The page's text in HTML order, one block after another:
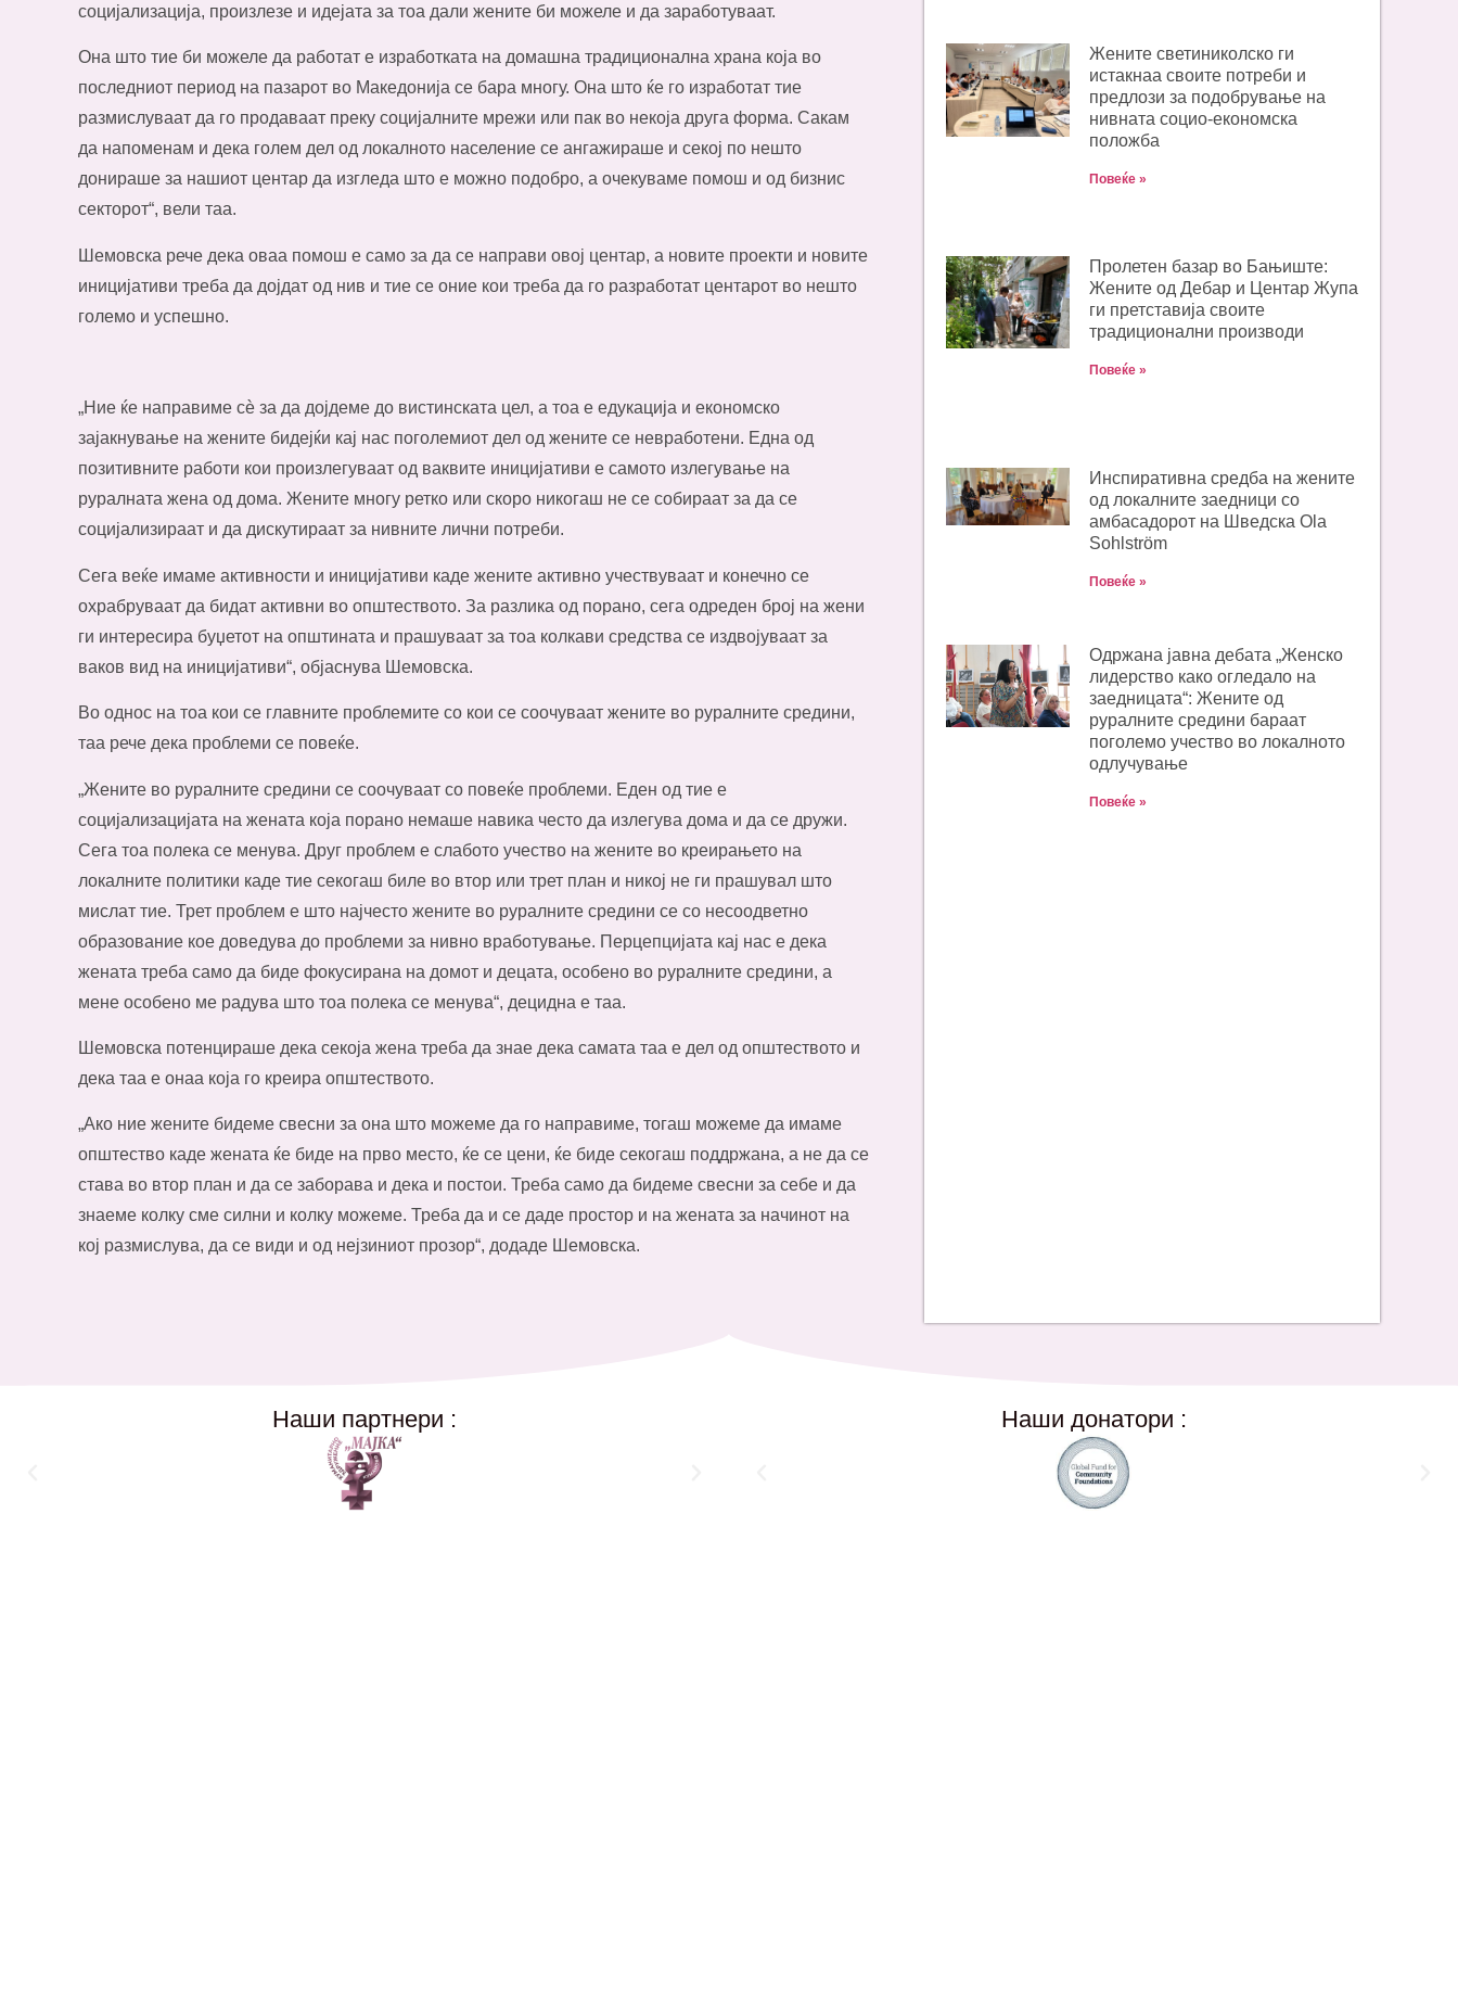
социјализација, произлезе и идејата за тоа дали жените би можеле и да заработуваат.
Она што тие би можеле да работат е изработката на домашна традиционална храна која во
последниот период на пазарот во Македонија се бара многу. Она што ќе го изработат тие
размислуваат да го продаваат преку социјалните мрежи или пак во некоја друга форма. Сакам
да напоменам и дека голем дел од локалното население се ангажираше и секој по нешто
донираше за нашиот центар да изгледа што е можно подобро, а очекуваме помош и од бизнис
секторот“, вели таа.
Шемовска рече дека оваа помош е само за да се направи овој центар, а новите проекти и новите
иницијативи треба да дојдат од нив и тие се оние кои треба да го разработат центарот во нешто
големо и успешно.
„Ние ќе направиме сѐ за да дојдеме до вистинската цел, а тоа е едукација и економско
зајакнување на жените бидејќи кај нас поголемиот дел од жените се невработени. Една од
позитивните работи кои произлегуваат од ваквите иницијативи е самото излегување на
руралната жена од дома. Жените многу ретко или скоро никогаш не се собираат за да се
социјализираат и да дискутираат за нивните лични потреби.
Сега веќе имаме активности и иницијативи каде жените активно учествуваат и конечно се
охрабруваат да бидат активни во општеството. За разлика од порано, сега одреден број на жени
ги интересира буџетот на општината и прашуваат за тоа колкави средства се издвојуваат за
ваков вид на иницијативи“, објаснува Шемовска.
Во однос на тоа кои се главните проблемите со кои се соочуваат жените во руралните средини,
таа рече дека проблеми се повеќе.
„Жените во руралните средини се соочуваат со повеќе проблеми. Еден од тие е
социјализацијата на жената која порано немаше навика често да излегува дома и да се дружи.
Сега тоа полека се менува. Друг проблем е слабото учество на жените во креирањето на
локалните политики каде тие секогаш биле во втор или трет план и никој не ги прашувал што
мислат тие. Трет проблем е што најчесто жените во руралните средини се со несоодветно
образование кое доведува до проблеми за нивно вработување. Перцепцијата кај нас е дека
жената треба само да биде фокусирана на домот и децата, особено во руралните средини, а
мене особено ме радува што тоа полека се менува“, децидна е таа.
Шемовска потенцираше дека секоја жена треба да знае дека самата таа е дел од општеството и
дека таа е онаа која го креира општеството.
„Ако ние жените бидеме свесни за она што можеме да го направиме, тогаш можеме да имаме
општество каде жената ќе биде на прво место, ќе се цени, ќе биде секогаш поддржана, а не да се
става во втор план и да се заборава и дека и постои. Треба само да бидеме свесни за себе и да
знаеме колку сме силни и колку можеме. Треба да и се даде простор и на жената за начинот на
кој размислува, да се види и од нејзиниот прозор“, додаде Шемовска.
Жените светиниколско ги
истакнаа своите потреби и
предлози за подобрување на
нивната социо-економска
положба
Повеќе »
Пролетен базар во Бањиште:
Жените од Дебар и Центар Жупа
ги претставија своите
традиционални производи
Повеќе »
Инспиративна средба на жените
од локалните заедници со
амбасадорот на Шведска Ola
Sohlström
Повеќе »
Одржана јавна дебата „Женско
лидерство како огледало на
заедницата“: Жените од
руралните средини бараат
поголемо учество во локалното
одлучување
Повеќе »
Наши партнери : Наши донатори :